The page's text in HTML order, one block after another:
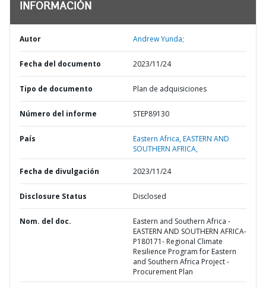
INFORMACIÓN
Autor Andrew Yunda;
Fecha del documento 2023/11/24
Tipo de documento Plan de adquisiciones
Número del informe STEP89130
País Eastern Africa,EASTERN AND
SOUTHERN AFRICA,
Fecha de divulgación 2023/11/24
Disclosure Status Disclosed
Nom. del doc.
Eastern and Southern Africa -
EASTERN AND SOUTHERN AFRICA-
P180171- Regional Climate
Resilience Program for Eastern
and Southern Africa Project -
Procurement Plan